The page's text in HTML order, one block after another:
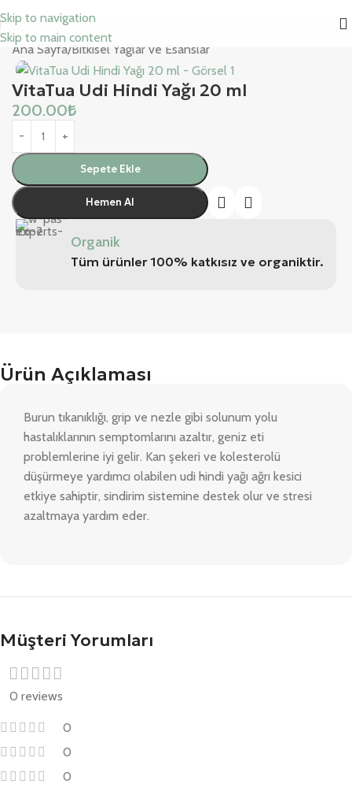
Skip to navigation
Skip to main content
Ana Sayfa/Bitkisel Yağlar ve Esanslar
VitaTua Udi Hindi Yağı 20 ml
200.00₺
Sepete Ekle
Hemen Al
Organik
Tüm ürünler 100% katkısız ve organiktir.
Ürün Açıklaması
Burun tıkanıklığı, grip ve nezle gibi solunum yolu
hastalıklarının semptomlarını azaltır, geniz eti
problemlerine iyi gelir. Kan şekeri ve kolesterolü
düşürmeye yardımcı olabilen udi hindi yağı ağrı kesici
etkiye sahiptir, sindirim sistemine destek olur ve stresi
azaltmaya yardım eder.
Müşteri Yorumları
0 reviews
0
0
0